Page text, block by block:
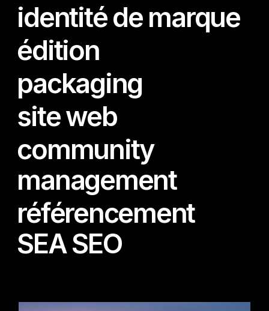
identité de marque
édition
packaging
site web
community
management
référencement
SEA SEO